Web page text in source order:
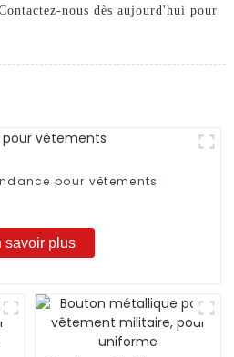
nous dès aujourd'hui pour
pour vêtements
savoir plus